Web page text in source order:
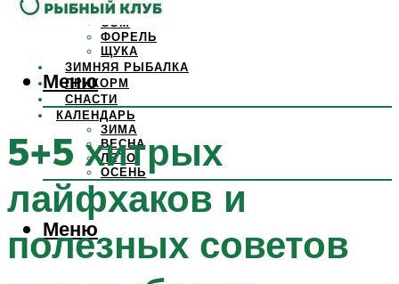
САЗАН
СОМ
ФОРЕЛЬ
ЩУКА
ЗИМНЯЯ РЫБАЛКА
ПРИКОРМ
СНАСТИ
КАЛЕНДАРЬ
ЗИМА
ВЕСНА
ЛЕТО
ОСЕНЬ
Меню
Меню
5+5 хитрых
лайфхаков и
полезных советов